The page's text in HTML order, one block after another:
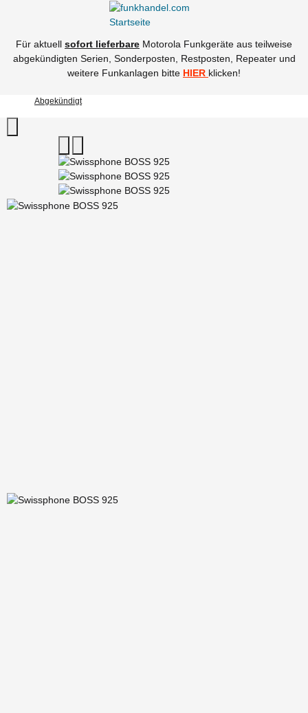
Für aktuell sofort lieferbare Motorola Funkgeräte aus teilweise
abgekündigten Serien, Sonderposten, Restposten, Repeater und
weitere Funkanlagen bitte HIER klicken!
Abgekündigt